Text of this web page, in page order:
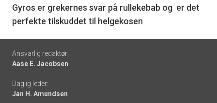
6
Gyros er grekernes svar på rullekebab og er det
perfekte tilskuddet til helgekosen
Footer
-
links
Ansvarlig redaktør:
Aase E. Jacobsen
Daglig leder:
Jan H. Amundsen